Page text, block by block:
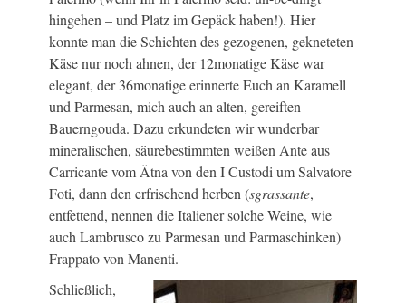
hingehen – und Platz im Gepäck haben!). Hier
konnte man die Schichten des gezogenen, gekneteten
Käse nur noch ahnen, der 12monatige Käse war
elegant, der 36monatige erinnerte Euch an Karamell
und Parmesan, mich auch an alten, gereiften
Bauerngouda. Dazu erkundeten wir wunderbar
mineralischen, säurebestimmten weißen Ante aus
Carricante vom Ätna von den I Custodi um Salvatore
Foti, dann den erfrischend herben (sgrassante,
entfettend, nennen die Italiener solche Weine, wie
auch Lambrusco zu Parmesan und Parmaschinken)
Frappato von Manenti.
Schließlich,